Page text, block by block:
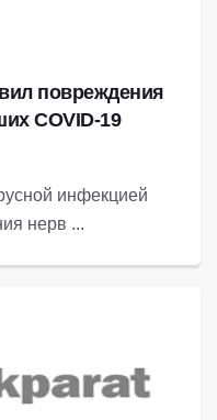
повреждения
COVID-19
инфекцией
нерв ...